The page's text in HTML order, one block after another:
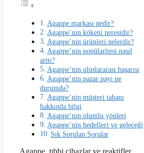
Agappe markası nedir?
Agappe’nin kökeni neresidir?
Agappe’nin ürünleri nelerdir?
Agappe’nin popülaritesi nasıl
arttı?
Agappe’nin uluslararası başarısı
Agappe’nin pazar payı ne
durumda?
Agappe’nin müşteri tabanı
hakkında bilgi
Agappe’nin olumlu yönleri
Agappe’nin hedefleri ve geleceği
Sık Sorulan Sorular